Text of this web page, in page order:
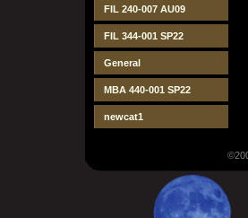
FIL 240-007 AU09
FIL 344-001 SP22
General
MBA 440-001 SP22
newcat1